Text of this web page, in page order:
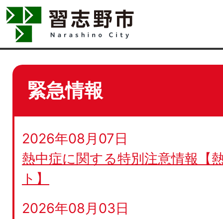
緊急情報
2026年08月07日
熱中症に関する特別注意情報【
ト】
2026年08月03日